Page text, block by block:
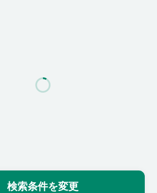
くあるご質問
検索条件を変更